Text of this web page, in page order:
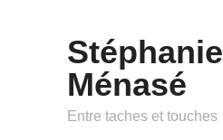
Stéphanie
Ménasé
Entre taches et touches